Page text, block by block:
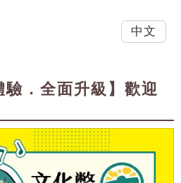
中文
驗．全面升級】歡迎